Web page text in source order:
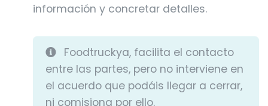
información y concretar detalles.
Foodtruckya, facilita el contacto
entre las partes, pero no interviene en
el acuerdo que podáis llegar a cerrar,
ni comisiona por ello.